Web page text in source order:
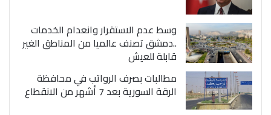
وسط عدم الاستقرار وانعدام الخدمات
..دمشق تصنف عالميا من المناطق الغير
قابلة للعيش
مطالبات بصرف الرواتب في محافظة
الرقة السورية بعد 7 أشهر من الانقطاع